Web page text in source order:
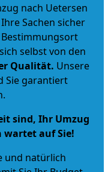
nach Uetersen
Sachen sicher
selbst von den
Qualität. Unsere
Sie garantiert
sind, Ihr Umzug
wartet auf Sie!
und natürlich